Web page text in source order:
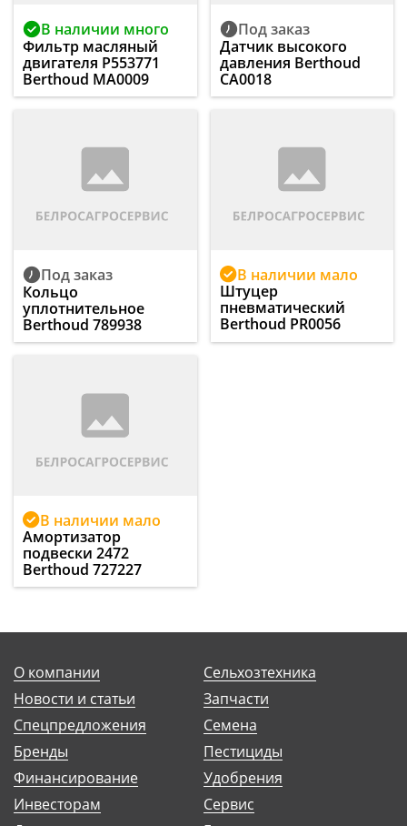
В наличии много
Фильтр масляный
двигателя P553771
Berthoud MA0009
Под заказ
Датчик высокого
давления Berthoud
CA0018
Под заказ
Кольцо
уплотнительное
Berthoud 789938
В наличии мало
Штуцер
пневматический
Berthoud PR0056
В наличии мало
Амортизатор
подвески 2472
Berthoud 727227
О компании
Новости и статьи
Спецпредложения
Бренды
Финансирование
Инвесторам
Сельхозтехника
Запчасти
Семена
Пестициды
Удобрения
Сервис